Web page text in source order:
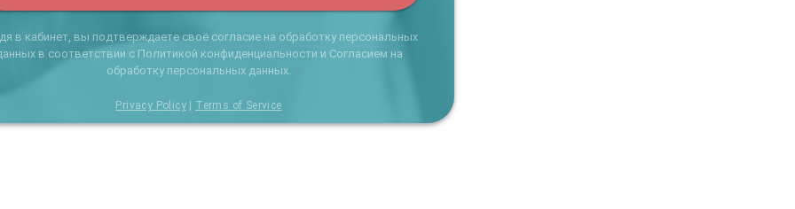
в кабинет, вы подтверждаете своё согласие на обработку персональных
в соответствии с Политикой конфиденциальности и Согласием на
обработку персональных данных.
Privacy Policy Terms of Service